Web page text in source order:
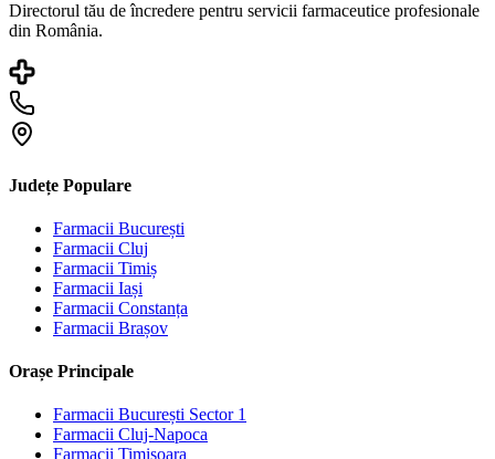
Directorul tău de încredere pentru servicii farmaceutice profesionale
din România.
Județe Populare
Farmacii București
Farmacii Cluj
Farmacii Timiș
Farmacii Iași
Farmacii Constanța
Farmacii Brașov
Orașe Principale
Farmacii București Sector 1
Farmacii Cluj-Napoca
Farmacii Timișoara